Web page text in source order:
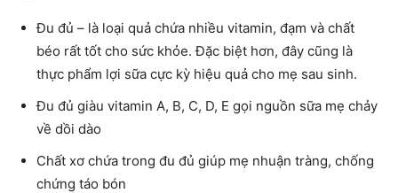
Đu đủ – là loại quả chứa nhiều vitamin, đạm và chất
béo rất tốt cho sức khỏe. Đặc biệt hơn, đây cũng là
thực phẩm lợi sữa cực kỳ hiệu quả cho mẹ sau sinh.
Đu đủ giàu vitamin A, B, C, D, E gọi nguồn sữa mẹ chảy
về dồi dào
Chất xơ chứa trong đu đủ giúp mẹ nhuận tràng, chống
chứng táo bón